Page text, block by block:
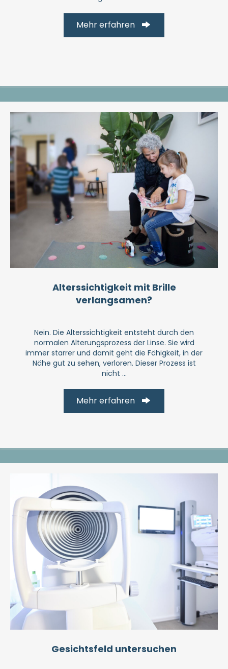
Mehr erfahren
Alterssichtigkeit mit Brille
verlangsamen?
Nein. Die Alterssichtigkeit entsteht durch den
normalen Alterungsprozess der Linse. Sie wird
immer starrer und damit geht die Fähigkeit, in der
Nähe gut zu sehen, verloren. Dieser Prozess ist
nicht ...
Mehr erfahren
Gesichtsfeld untersuchen